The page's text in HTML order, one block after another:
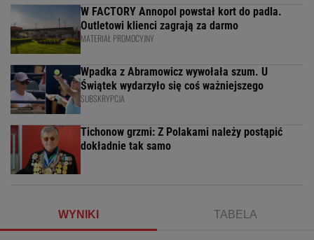
W FACTORY Annopol powstał kort do padla.
Outletowi klienci zagrają za darmo
MATERIAŁ PROMOCYJNY
Wpadka z Abramowicz wywołała szum. U
Świątek wydarzyło się coś ważniejszego
SUBSKRYPCJA
Tichonow grzmi: Z Polakami należy postąpić
dokładnie tak samo
WYNIKI TABELA